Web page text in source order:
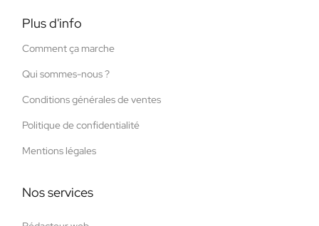
Plus d'info
Comment ça marche
Qui sommes-nous ?
Conditions générales de ventes
Politique de confidentialité
Mentions légales
Nos services